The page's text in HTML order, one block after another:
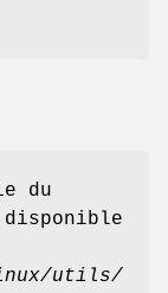
du
utils/